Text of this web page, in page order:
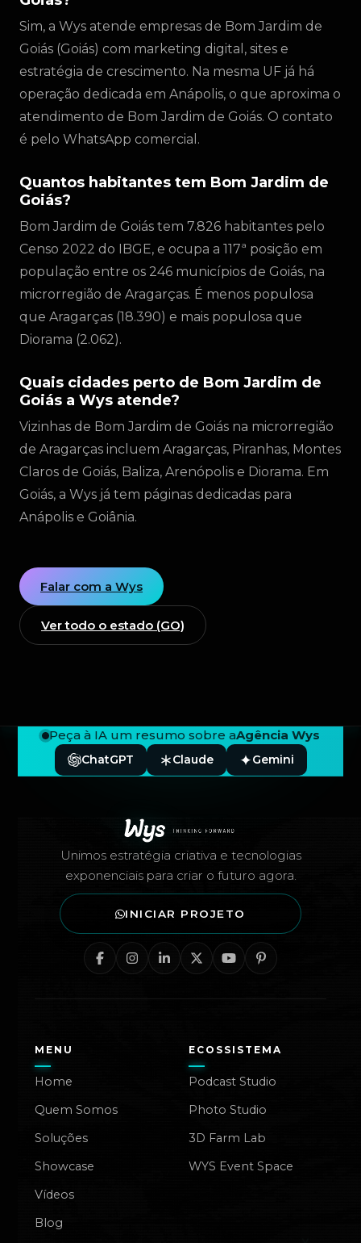
Sim, a Wys atende empresas de Bom Jardim de
Goiás (Goiás) com marketing digital, sites e
estratégia de crescimento. Na mesma UF já há
operação dedicada em Anápolis, o que aproxima o
atendimento de Bom Jardim de Goiás. O contato
é pelo WhatsApp comercial.
Quantos habitantes tem Bom Jardim de
Goiás?
Bom Jardim de Goiás tem 7.826 habitantes pelo
Censo 2022 do IBGE, e ocupa a 117ª posição em
população entre os 246 municípios de Goiás, na
microrregião de Aragarças. É menos populosa
que Aragarças (18.390) e mais populosa que
Diorama (2.062).
Quais cidades perto de Bom Jardim de
Goiás a Wys atende?
Vizinhas de Bom Jardim de Goiás na microrregião
de Aragarças incluem Aragarças, Piranhas, Montes
Claros de Goiás, Baliza, Arenópolis e Diorama. Em
Goiás, a Wys já tem páginas dedicadas para
Anápolis e Goiânia.
Falar com a Wys
Ver todo o estado (GO)
Peça à IA um resumo sobre aAgência Wys
ChatGPT Claude Gemini
Unimos estratégia criativa e tecnologias
exponenciais para criar o futuro agora.
INICIAR PROJETO
MENU
Home
Quem Somos
Soluções
Showcase
Vídeos
Blog
ECOSSISTEMA
Podcast Studio
Photo Studio
3D Farm Lab
WYS Event Space